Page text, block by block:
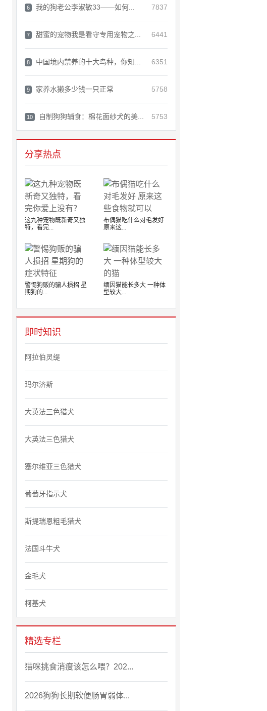
6 我的狗老公李淑敏33——如何... 7837
7 甜蜜的宠物我是看守专用宠物之... 6441
8 中国境内禁养的十大鸟种，你知... 6351
9 家养水獭多少钱一只正常 5758
10 自制狗狗辅食：棉花面纱犬的美... 5753
分享热点
这九种宠物既新奇又独
特，看完...
布偶猫吃什么对毛发好
原来这...
警惕狗贩的骗人损招 星
期狗的...
缅因猫能长多大 一种体
型较大...
即时知识
阿拉伯灵缇
玛尔济斯
大英法三色猎犬
大英法三色猎犬
塞尔维亚三色猎犬
葡萄牙指示犬
斯提瑞恩粗毛猎犬
法国斗牛犬
金毛犬
柯基犬
精选专栏
猫咪挑食消瘦该怎么喂？202...
2026狗狗长期软便肠胃弱体...